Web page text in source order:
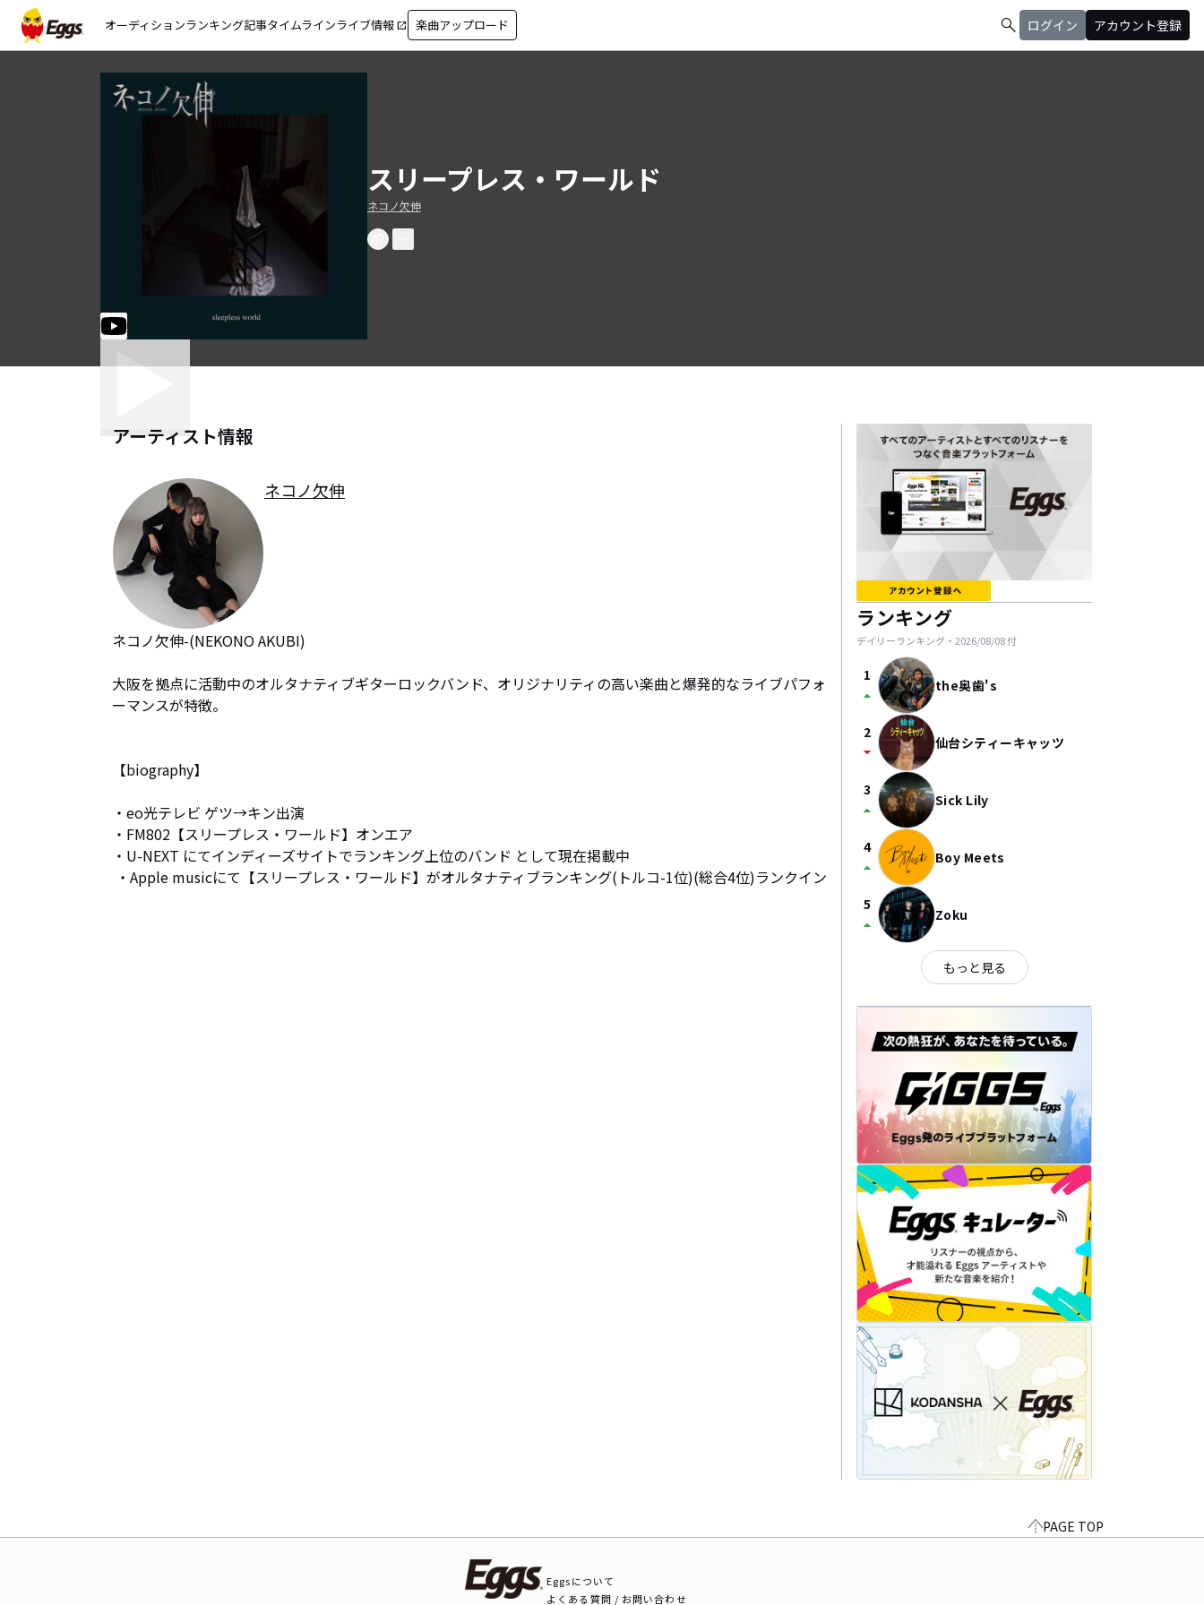
オーディションランキング記事タイムラインライブ情報 open_in_new 楽曲アップロード search ログイン アカウント登録
スリープレス・ワールド
ネコノ欠伸
アーティスト情報
ネコノ欠伸
ネコノ欠伸-(NEKONO AKUBI)
大阪を拠点に活動中のオルタナティブギターロックバンド、オリジナリティの高い楽曲と爆発的なライブパフォ
ーマンスが特徴。
【biography】
・eo光テレビ ゲツ→キン出演
・FM802【スリープレス・ワールド】オンエア
・U-NEXT にてインディーズサイトでランキング上位のバンド として現在掲載中
・Apple musicにて【スリープレス・ワールド】がオルタナティブランキング(トルコ-1位)(総合4位)ランクイン
ランキング
デイリーランキング・ 2026/08/08付
1
arrow_drop_up the奥歯's
2
arrow_drop_down 仙台シティーキャッツ
3
arrow_drop_up Sick Lily
4
arrow_drop_up Boy Meets
5
arrow_drop_up Zoku
もっと見る
PAGE TOP
Eggsについて
よくある質問 / お問い合わせ